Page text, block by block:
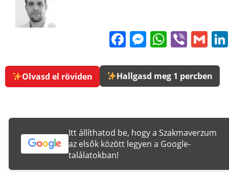
FacebookViber
Olvasd el röviden Hallgasd meg 1 percben
Itt állíthatod be, hogy a Szakmaverzum
az elsők között legyen a Google-
találatokban!